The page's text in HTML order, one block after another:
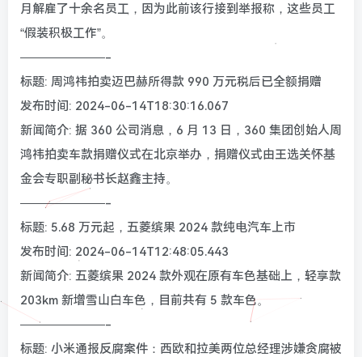
月解雇了十余名员工，因为此前该行接到举报称，这些员工
“假装积极工作”。
———————-
标题: 周鸿祎拍卖迈巴赫所得款 990 万元税后已全额捐赠
发布时间: 2024-06-14T18:30:16.067
新闻简介: 据 360 公司消息，6 月 13 日，360 集团创始人周
鸿祎拍卖车款捐赠仪式在北京举办，捐赠仪式由王选关怀基
金会专职副秘书长赵鑫主持。
———————-
标题: 5.68 万元起，五菱缤果 2024 款纯电汽车上市
发布时间: 2024-06-14T12:48:05.443
新闻简介: 五菱缤果 2024 款外观在原有车色基础上，轻享款
203km 新增雪山白车色，目前共有 5 款车色。
———————-
标题: 小米通报反腐案件：西欧和拉美两位总经理涉嫌贪腐被